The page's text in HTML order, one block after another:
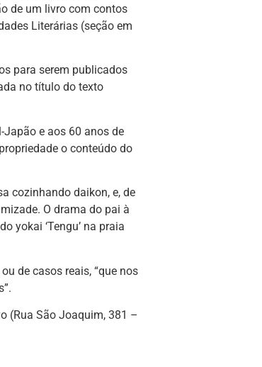
de um livro com contos
Literárias (seção em
para serem publicados
no título do texto
e aos 60 anos de
o conteúdo do
cozinhando daikon, e, de
O drama do pai à
yokai ‘Tengu’ na praia
de casos reais, “que nos
(Rua São Joaquim, 381 –